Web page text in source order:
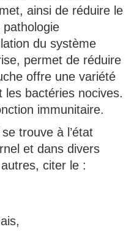
ainsi de réduire le
du système
permet de réduire
offre une variété
les bactéries nocives.
immunitaire.
trouve à l’état
et dans divers
citer le :